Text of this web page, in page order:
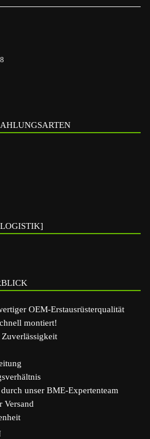
OEM-Erstausrüsterqualität
montiert!
unser BME-Expertenteam
Versand